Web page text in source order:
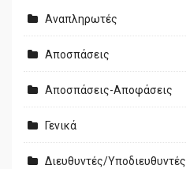
Αναπληρωτές
Αποσπάσεις
Αποσπάσεις-Αποφάσεις
Γενικά
Διευθυντές/Υποδιευθυντές